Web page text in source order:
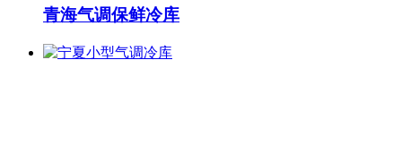
青海气调保鲜冷库